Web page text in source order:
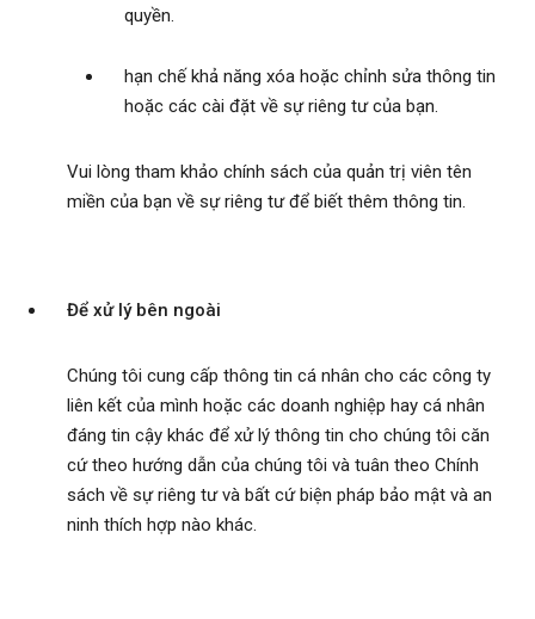
quyền.
hạn chế khả năng xóa hoặc chỉnh sửa thông tin
hoặc các cài đặt về sự riêng tư của bạn.
Vui lòng tham khảo chính sách của quản trị viên tên
miền của bạn về sự riêng tư để biết thêm thông tin.
Để xử lý bên ngoài
Chúng tôi cung cấp thông tin cá nhân cho các công ty
liên kết của mình hoặc các doanh nghiệp hay cá nhân
đáng tin cậy khác để xử lý thông tin cho chúng tôi căn
cứ theo hướng dẫn của chúng tôi và tuân theo Chính
sách về sự riêng tư và bất cứ biện pháp bảo mật và an
ninh thích hợp nào khác.